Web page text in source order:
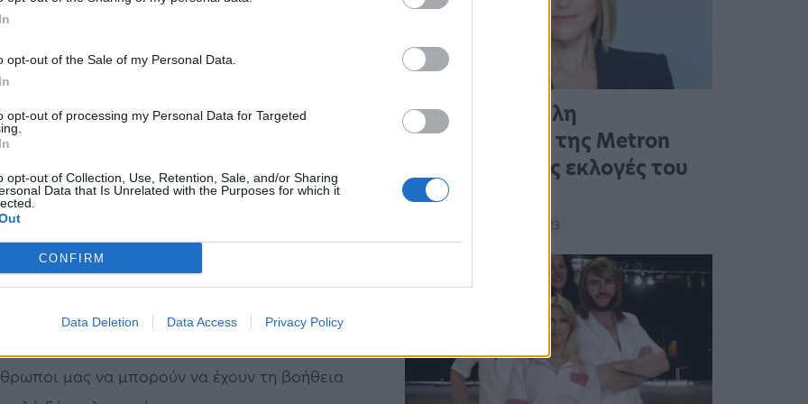
opt-out of the Sale of my Personal Data.
opt-out of processing my Personal Data for Targeted
opt-out of Collection, Use, Retention, Sale, and/or Sharing
Data that Is Unrelated with the Purposes for which it
CONFIRM
Data Deletion Data Access Privacy Policy
της ποιότητας ζωής των ασθενών που
ή από χρόνια εξελικτική ασθένεια,
παροχής ανακουφιστικής
υφιστάμενες δομές του Εθνικού
τις εξειδικευμένες ανάγκες των ασθενών
σχετικά πως «η χώρα μας έχει αποκτήσει
πρέπει να αποκτήσει και τις δομές.
να είναι η πρώτη δημόσια δομή για
μας να μπορούν να έχουν τη βοήθεια
Η πρώτη μεγάλη
δημοσκόπηση της Metron
Analysis για τις εκλογές του
ΣΥΡΙΖΑ στο…
17:10 - 14 Σεπτεμβρίου 2023